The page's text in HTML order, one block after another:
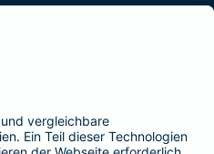
BarmeniaGothaer
SEITEN